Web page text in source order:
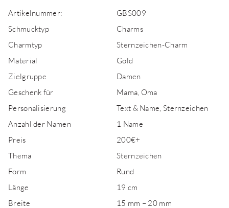
Artikelnummer:
GBS009
Schmucktyp
Charms
Charmtyp
Sternzeichen-Charm
Material
Gold
Zielgruppe
Damen
Geschenk für
Mama, Oma
Personalisierung
Text & Name, Sternzeichen
Anzahl der Namen
1 Name
Preis
200€+
Thema
Sternzeichen
Form
Rund
Länge
19 cm
Breite
15 mm – 20 mm